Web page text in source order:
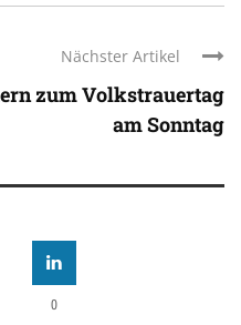
Nächster Artikel
zum Volkstrauertag
am Sonntag
0